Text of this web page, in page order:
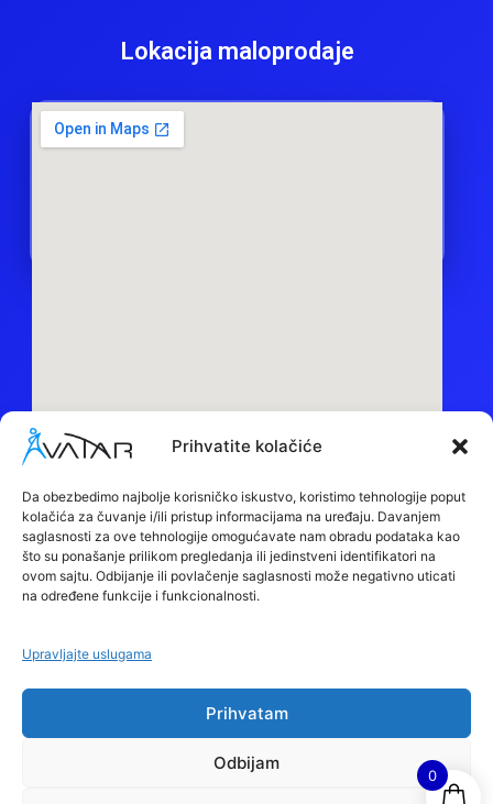
Prihvatite kolačiće
Da obezbedimo najbolje korisničko iskustvo, koristimo tehnologije poput
kolačića za čuvanje i/ili pristup informacijama na uređaju. Davanjem
saglasnosti za ove tehnologije omogućavate nam obradu podataka kao
što su ponašanje prilikom pregledanja ili jedinstveni identifikatori na
ovom sajtu. Odbijanje ili povlačenje saglasnosti može negativno uticati
na određene funkcije i funkcionalnosti.
Upravljajte uslugama
Prihvatam
Odbijam
Maloprodaja:
Despota Stefana Lazarevića BB, 15000, Šabac
Call Centar:+381 66 88 91 694
n
F
a
c
I
n
s
t
i
Lokacija maloprodaje
0